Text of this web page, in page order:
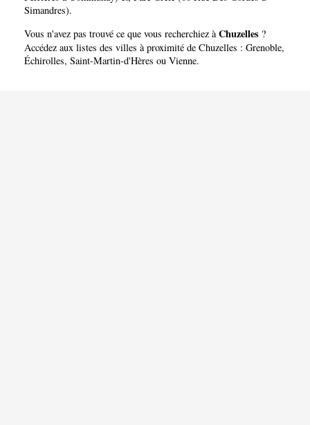
Simandres).
Vous n'avez pas trouvé ce que vous recherchiez àChuzelles ?
Accédez aux listes des villes à proximité de Chuzelles : Grenoble,
Échirolles, Saint-Martin-d'Hères ou Vienne.